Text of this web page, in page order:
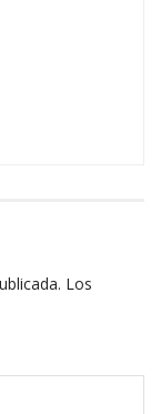
Los